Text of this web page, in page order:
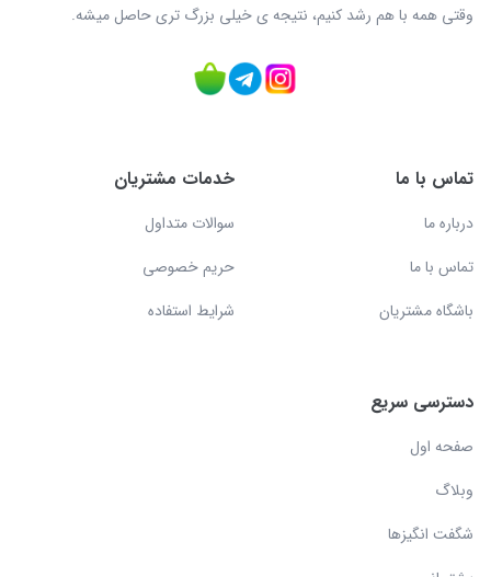
وقتی همه با هم رشد کنیم، نتیجه ی خیلی بزرگ‌ تری حاصل میشه.
تماس با ما
درباره ما
تماس با ما
باشگاه مشتریان
خدمات مشتریان
سوالات متداول
حریم خصوصی
شرایط استفاده
دسترسی سریع
صفحه اول
وبلاگ
شگفت انگیزها